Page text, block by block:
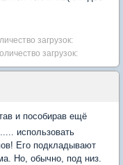
загрузок:
загрузок:
и пособирав ещё
использовать
Его подкладывают
Но, обычно, под низ.